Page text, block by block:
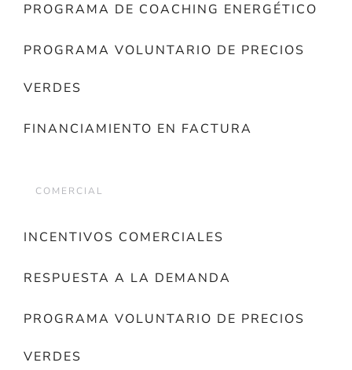
PROGRAMA DE COACHING ENERGÉTICO
PROGRAMA VOLUNTARIO DE PRECIOS
VERDES
FINANCIAMIENTO EN FACTURA
COMERCIAL
INCENTIVOS COMERCIALES
RESPUESTA A LA DEMANDA
PROGRAMA VOLUNTARIO DE PRECIOS
VERDES